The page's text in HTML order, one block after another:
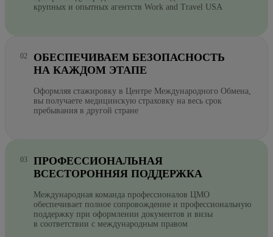
крупных и опытных агентств Work and Travel USA
ОБЕСПЕЧИВАЕМ БЕЗОПАСНОСТЬ
НА КАЖДОМ ЭТАПЕ
Оформляя стажировку в Центре Международного Обмена,
вы получаете медицинскую страховку на весь срок
пребывания в другой стране
ПРОФЕССИОНАЛЬНАЯ
ВСЕСТОРОННЯЯ ПОДДЕРЖКА
Международная команда профессионалов ЦМО
обеспечивает полное сопровождение и профессиональную
поддержку при оформлении документов и визы
в соответствии с международным правом